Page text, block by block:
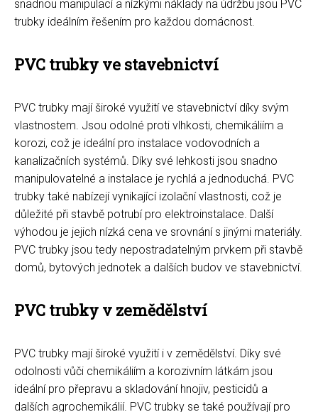
snadnou manipulací a nízkými náklady na údržbu jsou PVC
trubky ideálním řešením pro každou domácnost.
PVC trubky ve stavebnictví
PVC trubky mají široké využití ve stavebnictví díky svým
vlastnostem. Jsou odolné proti vlhkosti, chemikáliím a
korozi, což je ideální pro instalace vodovodních a
kanalizačních systémů. Díky své lehkosti jsou snadno
manipulovatelné a instalace je rychlá a jednoduchá. PVC
trubky také nabízejí vynikající izolační vlastnosti, což je
důležité při stavbě potrubí pro elektroinstalace. Další
výhodou je jejich nízká cena ve srovnání s jinými materiály.
PVC trubky jsou tedy nepostradatelným prvkem při stavbě
domů, bytových jednotek a dalších budov ve stavebnictví.
PVC trubky v zemědělství
PVC trubky mají široké využití i v zemědělství. Díky své
odolnosti vůči chemikáliím a korozivním látkám jsou
ideální pro přepravu a skladování hnojiv, pesticidů a
dalších agrochemikálií. PVC trubky se také používají pro